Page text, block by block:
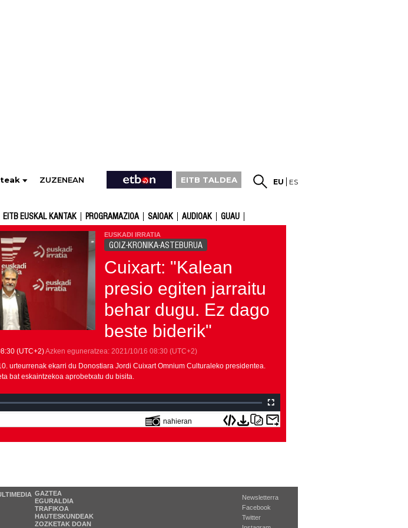
ZUZENEAN EITB TALDEA EU ES
EITB EUSKAL KANTAK PROGRAMAZIOA SAIOAK AUDIOAK GUAU
EUSKADI IRRATIA
GOIZ-KRONIKA-ASTEBURUA
Cuixart: "Kalean
presio egiten jarraitu
behar dugu. Ez dago
beste biderik"
(UTC+2)Azken eguneratzea: 2021/10/16 08:30 (UTC+2)
urteurrenak ekarri du Donostiara Jordi Cuixart Omnium Culturaleko presidentea.
bat eskaintzekoa aprobetxatu du bisita.
nahieran
GAZTEA
EGURALDIA
TRAFIKOA
HAUTESKUNDEAK
ZOZKETAK DOAN
Newsletterra
Facebook
Twitter